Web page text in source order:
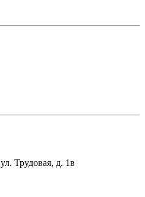
Трудовая, д. 1в